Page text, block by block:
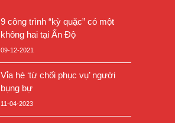
9 công trình “kỳ quặc” có một
không hai tại Ấn Độ
09-12-2021
Vỉa hè ‘từ chối phục vụ’ người
bụng bự
11-04-2023